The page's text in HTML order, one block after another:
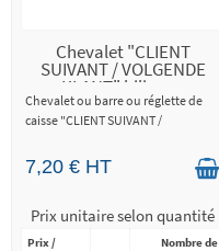
Chevalet "CLIENT
SUIVANT / VOLGENDE
KLANT" bilingue
Chevalet ou barre ou réglette de
caisse "CLIENT SUIVANT /
français, une face néerlandais
7,20 € HT
Prix unitaire selon quantité
Prix /
Nombre de